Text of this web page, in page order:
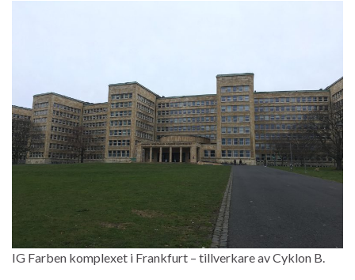
IG Farben komplexet i Frankfurt – tillverkare av Cyklon B.